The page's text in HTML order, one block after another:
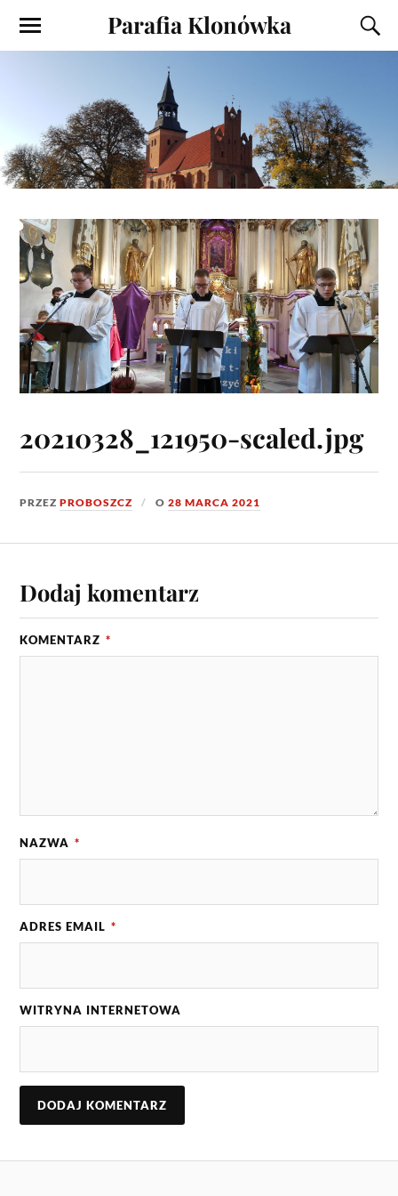
Parafia Klonówka
20210328_121950-scaled.jpg
PRZEZPROBOSZCZ O28 MARCA 2021
Dodaj komentarz
KOMENTARZ *
NAZWA *
ADRES EMAIL *
WITRYNA INTERNETOWA